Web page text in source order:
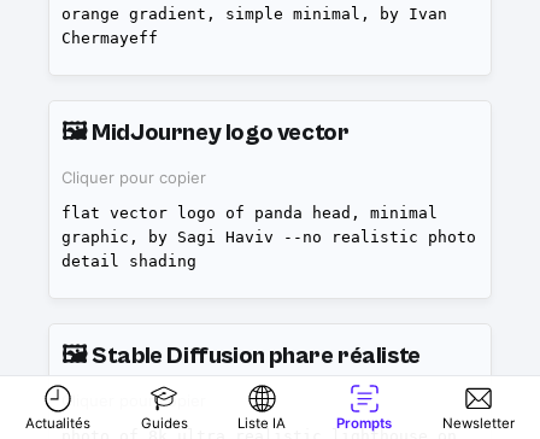
orange gradient, simple minimal, by Ivan
Chermayeff
🖼️MidJourney logo vector
Cliquer pour copier
flat vector logo of panda head, minimal
graphic, by Sagi Haviv --no realistic photo
detail shading
🖼️Stable Diffusion phare réaliste
Cliquer pour copier
Actualités Guides Liste IA Prompts Newsletter